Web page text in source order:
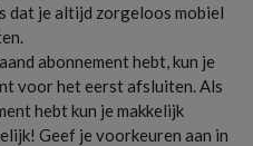
dat je altijd zorgeloos mobiel
abonnement hebt, kun je
voor het eerst afsluiten. Als
hebt kun je makkelijk
Geef je voorkeuren aan in